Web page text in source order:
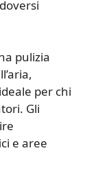
pulizia
per chi
Gli
e aree